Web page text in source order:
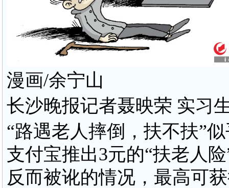
漫画/余宁山
长沙晚报记者聂映荣 实习
“路遇老人摔倒，扶不扶”
支付宝推出3元的“扶老人
反而被讹的情况，最高可